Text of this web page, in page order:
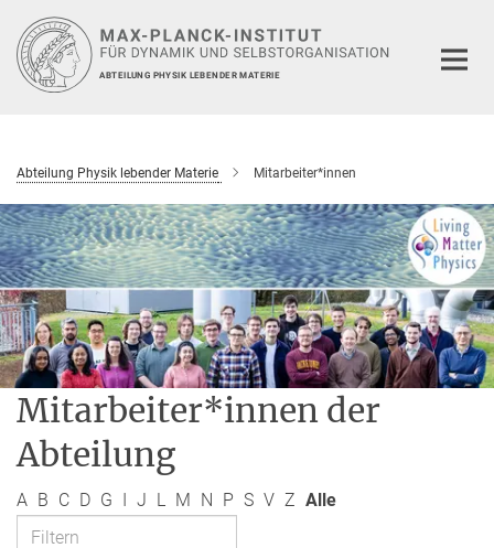
Hauptinhalt
ABTEILUNG PHYSIK LEBENDER MATERIE
Abteilung Physik lebender Materie Mitarbeiter*innen
Mitarbeiter*innen der
Abteilung
A B C D G I J L M N P S V Z Alle